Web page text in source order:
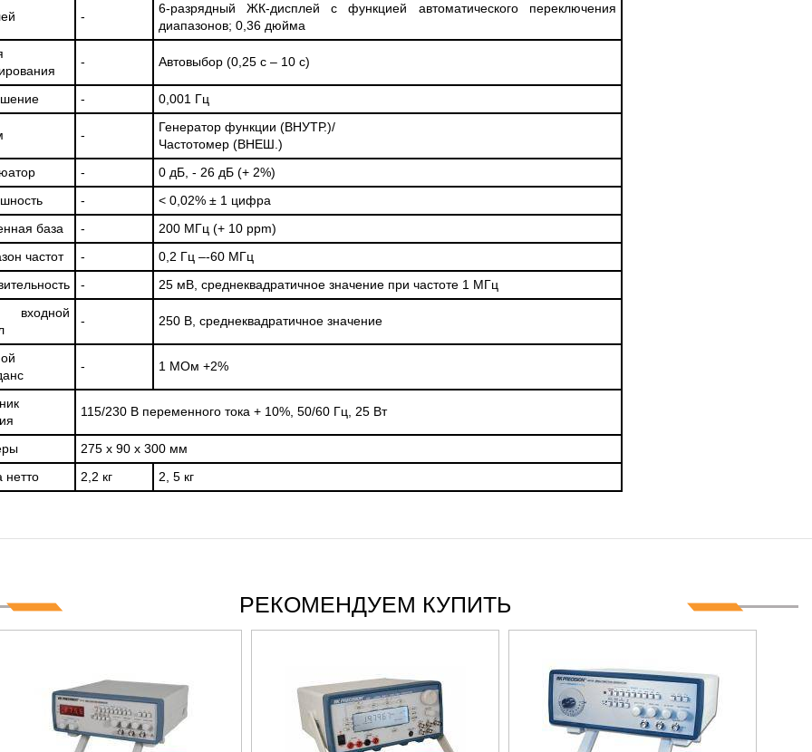
-
6-разрядный ЖК-дисплей с функцией автоматического переключения
диапазонов; 0,36 дюйма
- Автовыбор (0,25 с – 10 с)
- 0,001 Гц
-
Генератор функции (ВНУТР.)/
Частотомер (ВНЕШ.)
-
0 дБ, - 26 дБ (+ 2%)
-
< 0,02% ± 1 цифра
база
-
200 МГц (+ 10 ppm)
частот
-
0,2 Гц –-60 МГц
-
25 мВ, среднеквадратичное значение при частоте 1 МГц
входной
- 250 В, среднеквадратичное значение
- 1 МОм +2%
115/230 В переменного тока + 10%, 50/60 Гц, 25 Вт
275 x 90 x 300 мм
нетто
2,2 кг 2, 5 кг
РЕКОМЕНДУЕМ КУПИТЬ